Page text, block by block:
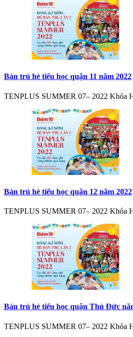
Bán trú hè tiểu học quận 11 năm 2022
TENPLUS SUMMER 07– 2022 Khóa
Bán trú hè tiểu học quận 12 năm 2022
TENPLUS SUMMER 07– 2022 Khóa
Bán trú hè tiểu học quận Thủ Đức
TENPLUS SUMMER 07– 2022 Khóa